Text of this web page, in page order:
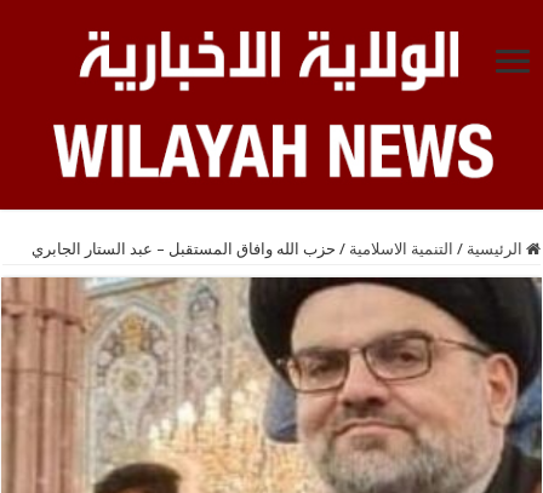
الرئيسية / التنمية الاسلامية / حزب الله وافاق المستقبل – عبد الستار الجابري